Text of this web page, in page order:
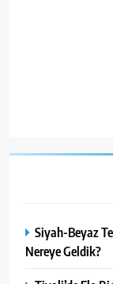
Siyah-Beyaz
Nereye Geldik?